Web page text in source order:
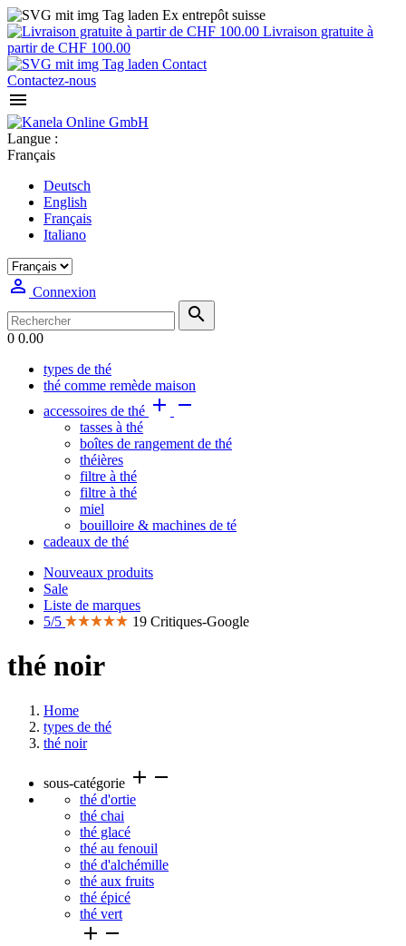
Ex entrepôt suisse
Livraison gratuite à
partir de CHF 100.00
Contact
Contactez-nous

Langue :
Français
Deutsch
English
Français
Italiano
 Connexion

0 0.00
types de thé
thé comme remède maison
accessoires de thé  
tasses à thé
boîtes de rangement de thé
théières
filtre à thé
filtre à thé
miel
bouilloire & machines de té
cadeaux de thé
Nouveaux produits
Sale
Liste de marques
5/5
19 Critiques-Google
thé noir
Home
types de thé
thé noir
sous-catégorie add remove
thé d'ortie
thé chai
thé glacé
thé au fenouil
thé d'alchémille
thé aux fruits
thé épicé
thé vert
 